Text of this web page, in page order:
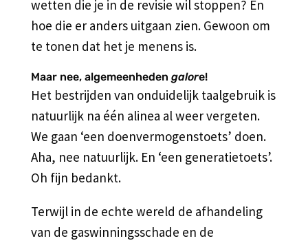
wetten die je in de revisie wil stoppen? En
hoe die er anders uitgaan zien. Gewoon om
te tonen dat het je menens is.
Maar nee, algemeenheden galore!
Het bestrijden van onduidelijk taalgebruik is
natuurlijk na één alinea al weer vergeten.
We gaan ‘een doenvermogenstoets’ doen.
Aha, nee natuurlijk. En ‘een generatietoets’.
Oh fijn bedankt.
Terwijl in de echte wereld de afhandeling
van de gaswinningsschade en de